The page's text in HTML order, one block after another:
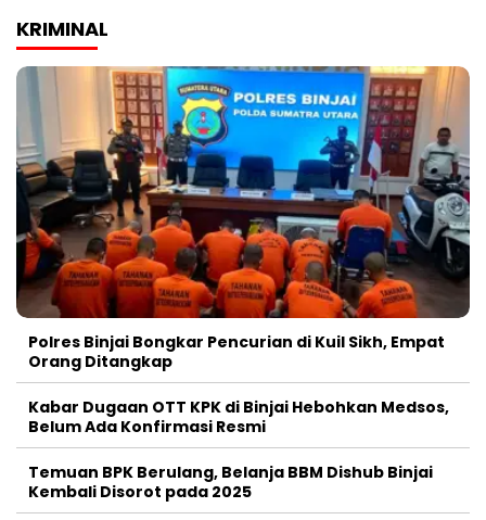
KRIMINAL
Polres Binjai Bongkar Pencurian di Kuil Sikh, Empat
Orang Ditangkap
Kabar Dugaan OTT KPK di Binjai Hebohkan Medsos,
Belum Ada Konfirmasi Resmi
Temuan BPK Berulang, Belanja BBM Dishub Binjai
Kembali Disorot pada 2025